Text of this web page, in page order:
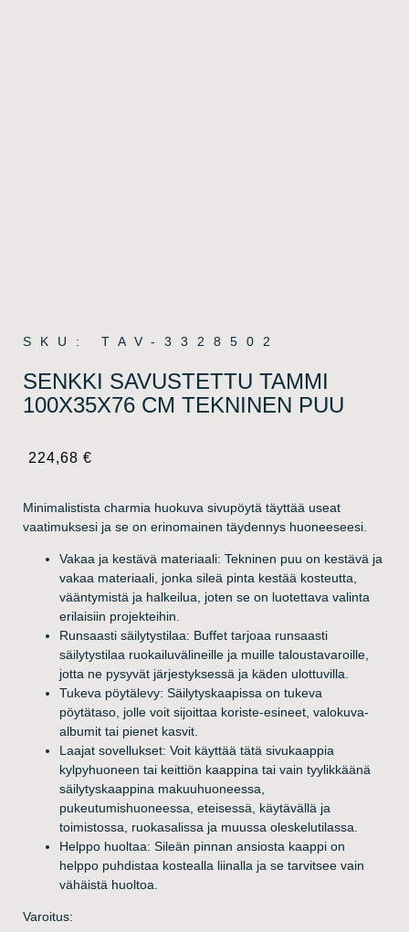
SKU: TAV-3328502
SENKKI SAVUSTETTU TAMMI
100X35X76 CM TEKNINEN PUU
224,68 €
Minimalistista charmia huokuva sivupöytä täyttää useat
vaatimuksesi ja se on erinomainen täydennys huoneeseesi.
Vakaa ja kestävä materiaali: Tekninen puu on kestävä ja
vakaa materiaali, jonka sileä pinta kestää kosteutta,
vääntymistä ja halkeilua, joten se on luotettava valinta
erilaisiin projekteihin.
Runsaasti säilytystilaa: Buffet tarjoaa runsaasti
säilytystilaa ruokailuvälineille ja muille taloustavaroille,
jotta ne pysyvät järjestyksessä ja käden ulottuvilla.
Tukeva pöytälevy: Säilytyskaapissa on tukeva
pöytätaso, jolle voit sijoittaa koriste-esineet, valokuva-
albumit tai pienet kasvit.
Laajat sovellukset: Voit käyttää tätä sivukaappia
kylpyhuoneen tai keittiön kaappina tai vain tyylikkäänä
säilytyskaappina makuuhuoneessa,
pukeutumishuoneessa, eteisessä, käytävällä ja
toimistossa, ruokasalissa ja muussa oleskelutilassa.
Helppo huoltaa: Sileän pinnan ansiosta kaappi on
helppo puhdistaa kostealla liinalla ja se tarvitsee vain
vähäistä huoltoa.
Varoitus: